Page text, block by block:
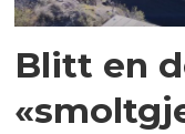
Blitt en